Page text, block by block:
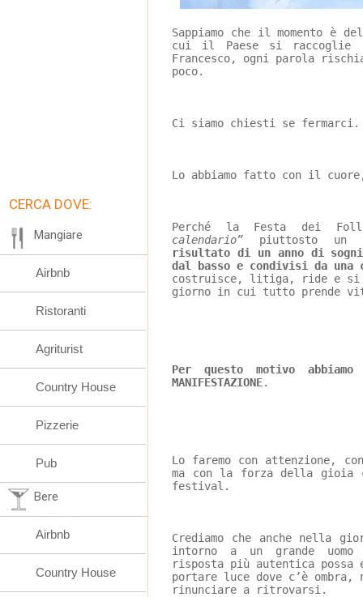
Sappiamo che il momento
cui il Paese si raccoglie
Francesco, ogni parola
poco.
Ci siamo chiesti se fermarci.
Lo abbiamo fatto con il
Perché la Festa dei
calendario” piuttosto un
risultato di un anno di
dal basso e condivisi da una
costruisce, litiga, ride e si
giorno in cui tutto prende
Per questo motivo abbiamo
MANIFESTAZIONE.
Lo faremo con attenzione,
ma con la forza della gioia
festival.
Crediamo che anche nella
intorno a un grande uomo
risposta più autentica possa
portare luce dove c’è
rinunciare a ritrovarsi.
CERCA DOVE:
Mangiare
Airbnb
Ristoranti
Agriturist
Country House
Pizzerie
Pub
Bere
Airbnb
Country House